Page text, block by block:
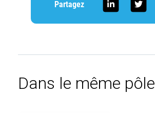
Partagez
Dans le même pôle